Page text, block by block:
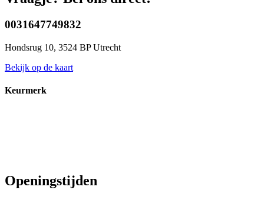
0031647749832
Hondsrug 10, 3524 BP Utrecht
Bekijk op de kaart
Keurmerk
Openingstijden